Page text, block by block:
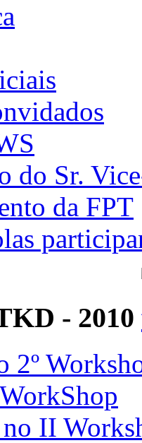
do Sr.
da FPT
- 2010
2º
II